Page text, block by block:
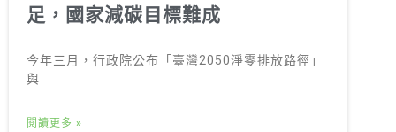
新聞稿及聲明
投書及專欄
足，國家減碳目標難成
今年三月，行政院公布「臺灣2050淨零排放路徑」
與
閱讀更多 »